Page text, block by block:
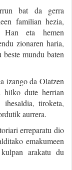
bat da gerra
familian hezia,
Han eta hemen
zionaren haria,
mundu baten
izango da Olatzen
hilko dute herrian
tiroketa,
aurrera.
erreparatu dio
emakumeen
arakatu du